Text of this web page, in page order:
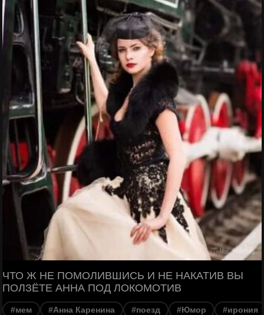
ЧТО Ж НЕ ПОМОЛИВШИСЬ И НЕ НАКАТИВ ВЫ
ПОЛЗЁТЕ АННА ПОД ЛОКОМОТИВ
#мем #Анна Каренина #поезд #Юмор #ирония